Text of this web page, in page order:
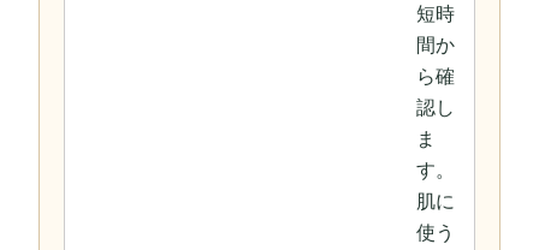
短時
間か
ら確
認し
ま
す。
肌に
使う